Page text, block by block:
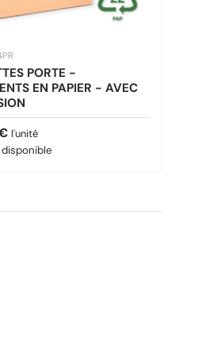
PORTE -
EN PAPIER - AVEC
l'unité